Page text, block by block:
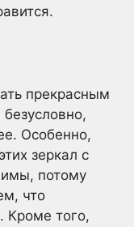
прекрасным
Особенно,
зеркал с
потому
что
Кроме того,